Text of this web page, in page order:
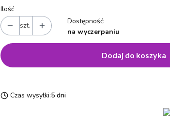
Ilość
szt.
Dostępność:
na wyczerpaniu
Dodaj do koszyka
Czas wysyłki:5 dni